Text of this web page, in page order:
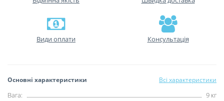
Види оплати Консультація
Основні характеристики Всі характеристики
Вага:
9 кг